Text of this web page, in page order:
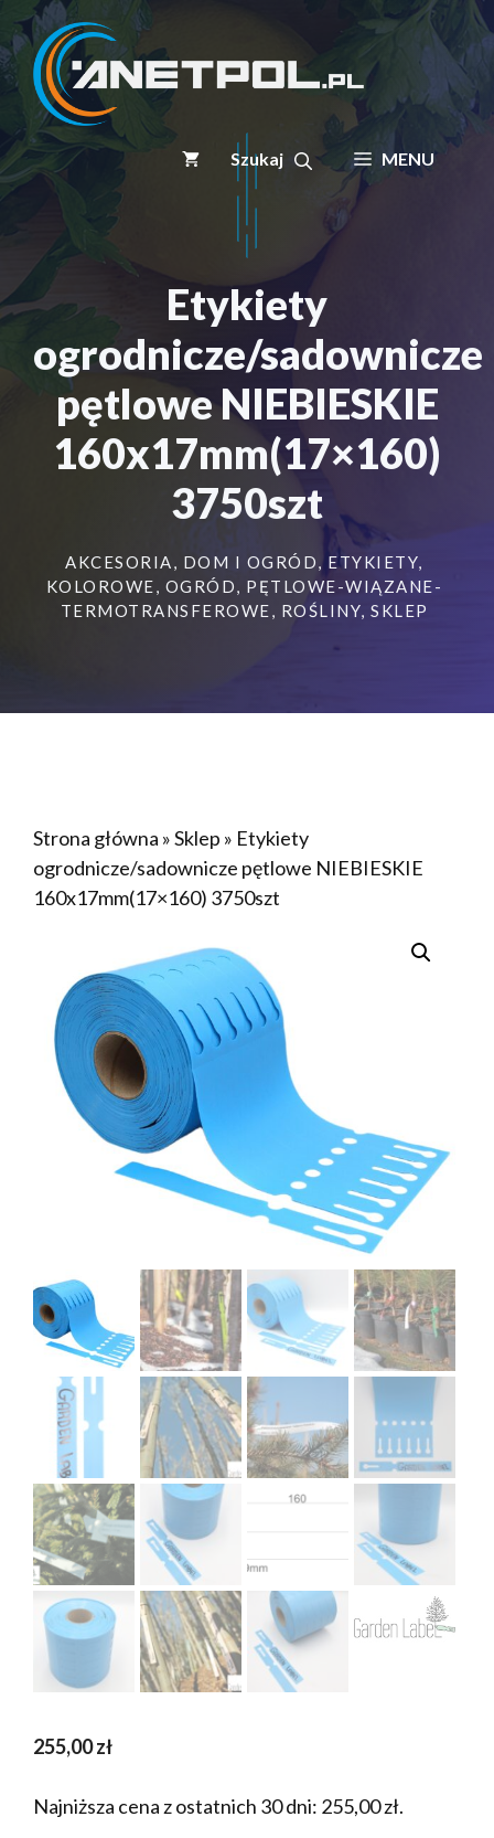
Przejdź
do
treści
MENU
Etykiety
ogrodnicze/sadownicze
pętlowe NIEBIESKIE
160x17mm(17×160)
3750szt
AKCESORIA, DOM I OGRÓD, ETYKIETY,
KOLOROWE, OGRÓD, PĘTLOWE-WIĄZANE-
TERMOTRANSFEROWE, ROŚLINY, SKLEP
Strona główna »Sklep » Etykiety
ogrodnicze/sadownicze pętlowe NIEBIESKIE
160x17mm(17×160) 3750szt
255,00zł
Najniższa cena z ostatnich 30 dni: 255,00zł.